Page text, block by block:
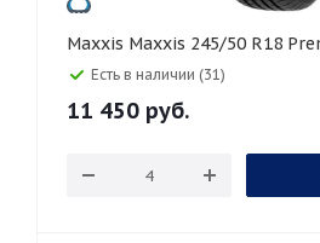
Maxxis Maxxis 245/50 R18
Есть в наличии (31)
11 450 руб.